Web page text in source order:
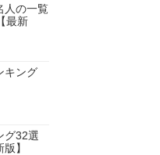
人の一覧
最新
キング
グ32選
】